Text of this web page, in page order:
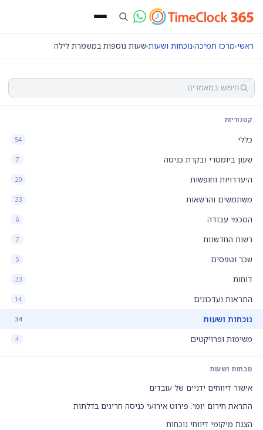
ראשי›מרכז תמיכה›נוכחות ושעות›שעות נוספות במשמרת לילה
קטגוריות
כללי 54
שעון ביומטרי ובקרת כניסה 7
היעדרויות וחופשות 20
משתמשים והרשאות 33
הסכמי עבודה 6
רשות החדשנות 7
שכר וטפסים 5
דוחות 33
התראות ועדכונים 14
נוכחות ושעות 34
משימות ופרויקטים 4
נוכחות ושעות
אישור דיווחים ידניים של עובדים
התראת חירום יומי: פירוט אירועי כניסה חריגים בדלתות
הצגת מיקומי דיווחי נוכחות